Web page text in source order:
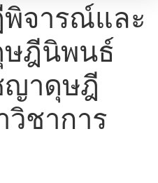
จารณ์และ
ษฎีนิพนธ์
ญาดุษฎี
ชาการ